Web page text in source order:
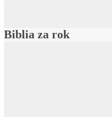
Biblia za rok